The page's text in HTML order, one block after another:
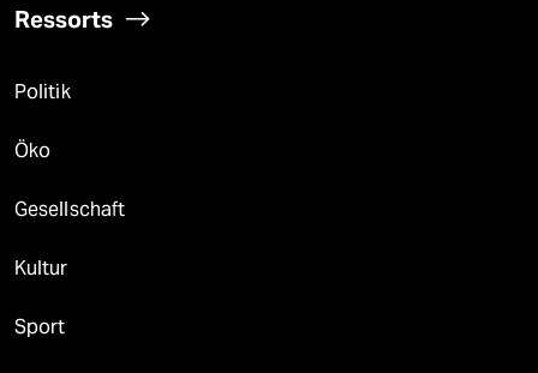
Ressorts
Politik
Öko
Gesellschaft
Kultur
Sport